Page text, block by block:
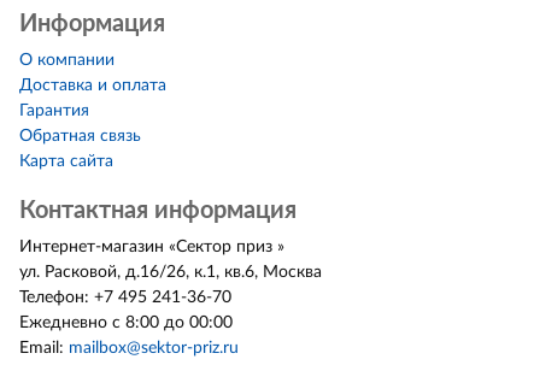
Информация
О компании
Доставка и оплата
Гарантия
Обратная связь
Карта сайта
Контактная информация
Интернет-магазин «Сектор приз »
ул. Расковой, д.16/26, к.1, кв.6, Москва
Телефон: +7 495 241-36-70
Ежедневно с 8:00 до 00:00
Email: mailbox@sektor-priz.ru